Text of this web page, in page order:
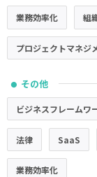
業務効率化 組
プロジェクトマネジ
● その他
ビジネスフレームワ
法律 SaaS
業務効率化